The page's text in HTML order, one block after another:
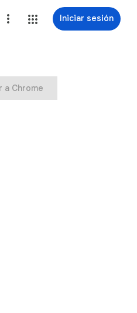
Iniciar sesión
a Chrome